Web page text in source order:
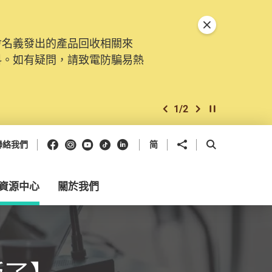
義發出的產品回收相關來
如有疑問，請致電防騙易熱
上一個
1/2 下一個開始/暫停幻燈
關閉特別通告
絡我們 Facebook
Instagram
Youtube
抖音領英 简 分享到 開啟搜尋框
源中心 關於我們